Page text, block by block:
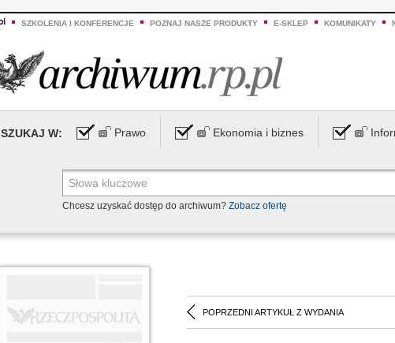
SZKOLENIA I KONFERENCJE POZNAJ NASZE PRODUKTY E-SKLEP KOMUNIKATY
SZUKAJ W: Prawo Ekonomia i biznes
Chcesz uzyskać dostęp do archiwum? Zobacz ofertę
POPRZEDNI ARTYKUŁ Z WYDANIA